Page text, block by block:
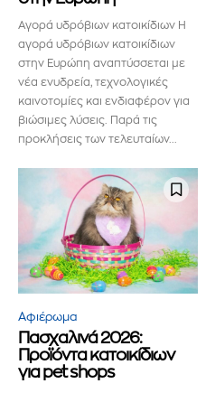
Αγορά υδρόβιων κατοικίδιων Η
αγορά υδρόβιων κατοικίδιων
στην Ευρώπη αναπτύσσεται με
νέα ενυδρεία, τεχνολογικές
καινοτομίες και ενδιαφέρον για
βιώσιμες λύσεις. Παρά τις
προκλήσεις των τελευταίων...
Αφιέρωμα
Πασχαλινά 2026:
Προϊόντα κατοικίδιων
για pet shops